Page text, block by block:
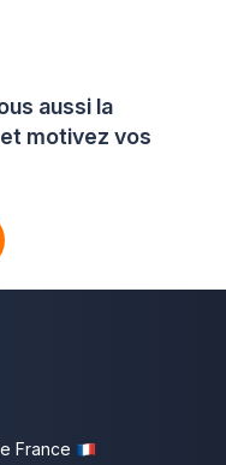
aussi la
motivez vos
France